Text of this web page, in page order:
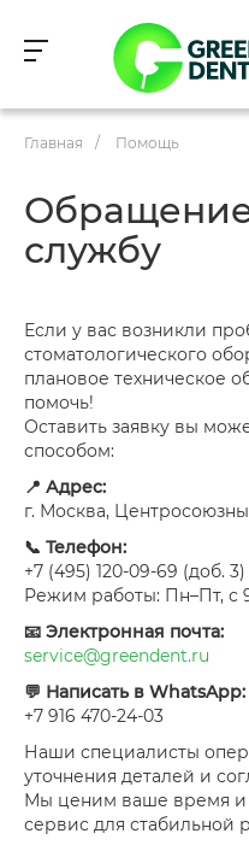
Главная / Помощь
службу
Если у вас возникли
стоматологического
плановое техническое
помочь!
Оставить заявку вы
способом:
📍 Адрес:
г. Москва,
📞 Телефон:
+7 (495) 120-09-69 (доб. 3)
Режим работы: Пн–Пт, с
📧 Электронная почта:
service@greendent.ru
💬 Написать в WhatsApp:
+7 916 470-24-03
Наши специалисты
уточнения деталей и
Мы ценим ваше время и
сервис для стабильной